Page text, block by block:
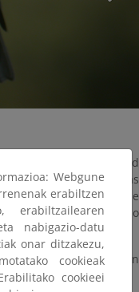
y actividad
caza expedidas, las
los distintos tipos de
relacionadas, así como
del año n+2, siendo n
Webgune
erabiltzen
nabigazio-datu
onar ditzakezu,
cookieak
cookieei